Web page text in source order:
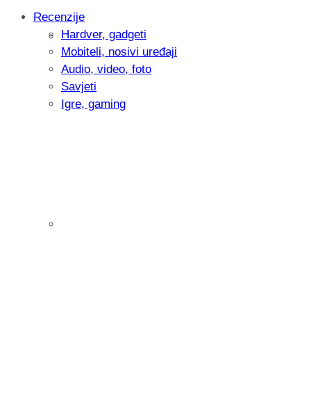
Intervju: Goran Jović, fotograf -
Recenzije
Hardver, gadgeti
Mobiteli, nosivi uređaji
Audio, video, foto
Savjeti
Igre, gaming